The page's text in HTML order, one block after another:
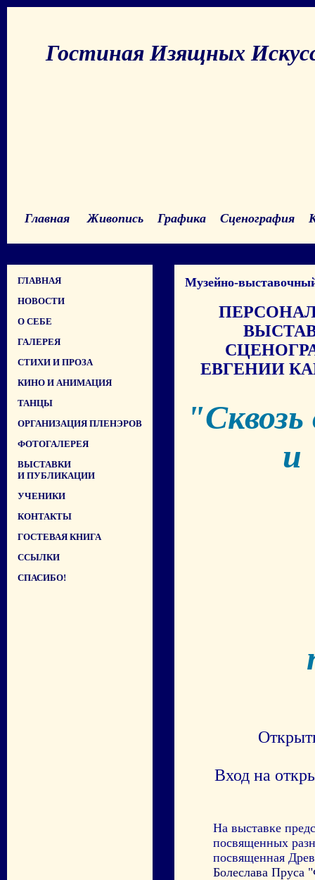
Гостиная Изящных
Главная Живопись Графика Сценография
ГЛАВНАЯ
НОВОСТИ
О СЕБЕ
ГАЛЕРЕЯ
СТИХИ И ПРОЗА
КИНО И АНИМАЦИЯ
ТАНЦЫ
ОРГАНИЗАЦИЯ ПЛЕНЭРОВ
ФОТОГАЛЕРЕЯ
ВЫСТАВКИ
И ПУБЛИКАЦИИ
УЧЕНИКИ
КОНТАКТЫ
ГОСТЕВАЯ КНИГА
ССЫЛКИ
СПАСИБО!
Музейно-
ЕВГЕНИИ
"Сквозь
и
Вход на
На выставке
посвященных
посвященная
Болеслава Пруса